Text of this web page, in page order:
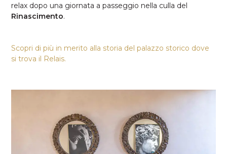
relax dopo una giornata a passeggio nella culla del
Rinascimento.
Scopri di più in merito alla storia del palazzo storico dove
si trova il Relais.